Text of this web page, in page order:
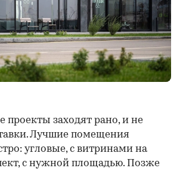
проекты заходят рано, и не
Лучшие помещения
угловые, с витринами на
с нужной площадью. Позже